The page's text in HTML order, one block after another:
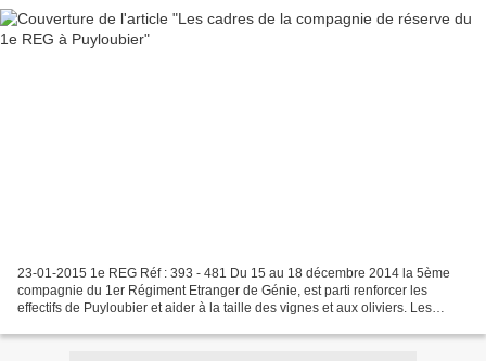
23-01-2015 1e REG Réf : 393 - 481 Du 15 au 18 décembre 2014 la 5ème
compagnie du 1er Régiment Etranger de Génie, est parti renforcer les
effectifs de Puyloubier et aider à la taille des vignes et aux oliviers. Les